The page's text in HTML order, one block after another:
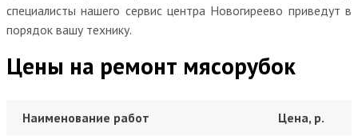
специалисты нашего сервис центра Новогиреево приведут в
порядок вашу технику.
Цены на ремонт мясорубок
Наименование работ Цена, р.